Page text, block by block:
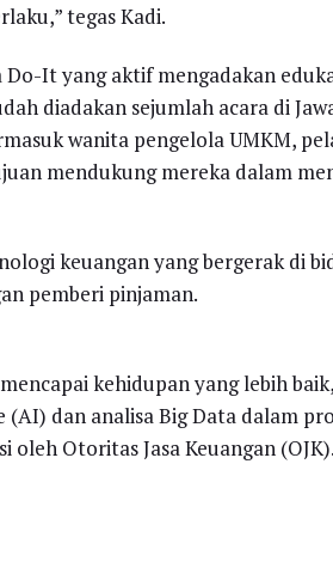
tegas Kadi.
It yang aktif mengadakan
diadakan sejumlah acara di
wanita pengelola UMKM,
mendukung mereka dalam
keuangan yang bergerak di
pemberi pinjaman.
kehidupan yang lebih
dan analisa Big Data dalam
Otoritas Jasa Keuangan (OJK).